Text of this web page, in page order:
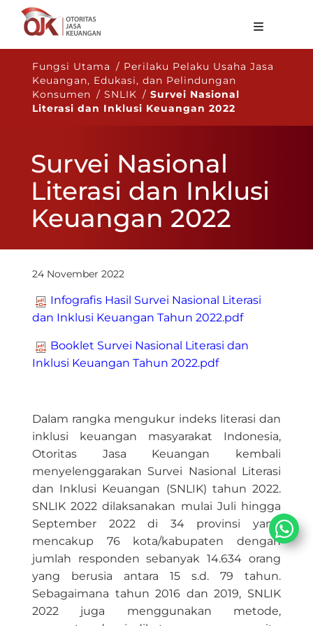
Tentang OJK
Fungsi Utama
Publikasi
Statistik
Layanan
Karir
Fungsi Utama / Perilaku Pelaku Usaha Jasa
Keuangan, Edukasi, dan Pelindungan
Konsumen / SNLIK /Survei Nasional
Literasi dan Inklusi Keuangan 2022
Survei Nasional
Literasi dan Inklusi
Keuangan 2022
24 November 2022
Infografis Hasil Survei Nasional Literasi
dan Inklusi Keuangan Tahun 2022.pdf
Booklet Survei Nasional Literasi dan
Inklusi Keuangan Tahun 2022.pdf
Dalam rangka mengukur indeks​ literasi dan
inklusi keuangan masyarakat Indonesia,
Otoritas Jasa Keuangan kembali
menyelenggarakan Survei Nasional Literasi
dan Inklusi Keuangan (SNLIK) tahun 2022.
SNLIK 2022 dilaksanakan mulai Juli hingga
September 2022 di 34 provinsi yang
mencakup 76 kota/kabupaten dengan
jumlah responden sebanyak 14.634 orang
yang berusia antara 15 s.d. 79 tahun.
Sebagaimana tahun 2016 dan 2019, SNLIK
2022 juga menggunakan metode​,